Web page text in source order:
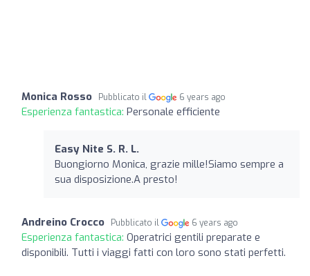
Monica Rosso Pubblicato il 6 years ago
Esperienza fantastica: Personale efficiente
Easy Nite S. R. L.
Buongiorno Monica, grazie mille!Siamo sempre a
sua disposizione.A presto!
Andreino Crocco Pubblicato il 6 years ago
Esperienza fantastica: Operatrici gentili preparate e
disponibili. Tutti i viaggi fatti con loro sono stati perfetti.